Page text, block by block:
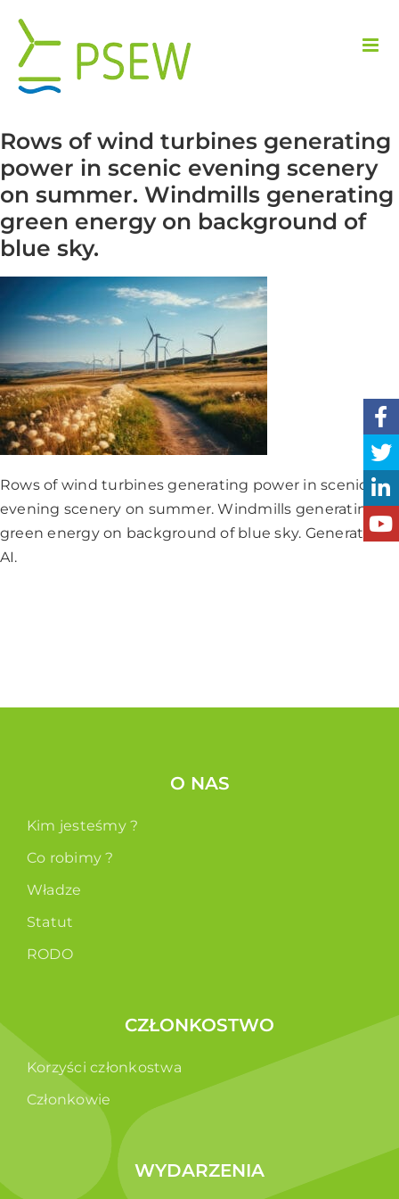
zawartości
Rows of wind turbines generating
power in scenic evening scenery
on summer. Windmills generating
green energy on background of
blue sky.
Rows of wind turbines generating power in scenic
evening scenery on summer. Windmills generating
green energy on background of blue sky. Generative
AI.
O NAS
Kim jesteśmy ?
Co robimy ?
Władze
Statut
RODO
CZŁONKOSTWO
Korzyści członkostwa
Członkowie
WYDARZENIA